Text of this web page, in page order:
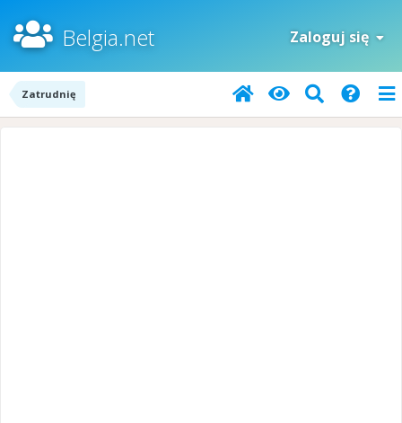
Belgia.net Zaloguj się
Zatrudnię